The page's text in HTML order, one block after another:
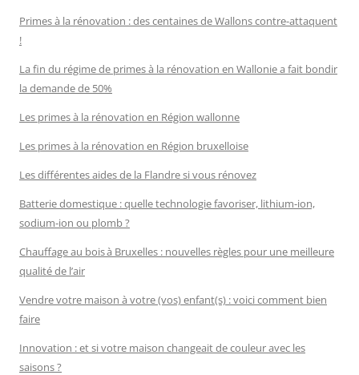
Primes à la rénovation : des centaines de Wallons contre-attaquent
!
La fin du régime de primes à la rénovation en Wallonie a fait bondir
la demande de 50%
Les primes à la rénovation en Région wallonne
Les primes à la rénovation en Région bruxelloise
Les différentes aides de la Flandre si vous rénovez
Batterie domestique : quelle technologie favoriser, lithium-ion,
sodium-ion ou plomb ?
Chauffage au bois à Bruxelles : nouvelles règles pour une meilleure
qualité de l’air
Vendre votre maison à votre (vos) enfant(s) : voici comment bien
faire
Innovation : et si votre maison changeait de couleur avec les
saisons ?